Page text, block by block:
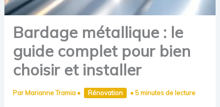
Bardage métallique : le
guide complet pour bien
choisir et installer
Par Marianne Tramia • Rénovation •5 minutes de lecture